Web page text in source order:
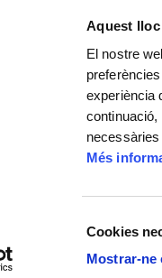
Aquest
El nostre
experiència
continuació,
necessàries
Més
de
Cookies
Mostrar-ne